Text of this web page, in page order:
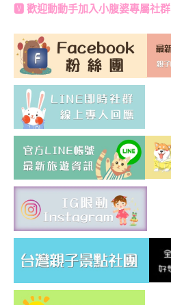
🆅 歡迎動動手加入小腹婆專屬社群